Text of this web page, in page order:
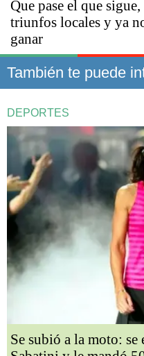
Que pase el que
triunfos locales y ya
ganar
También te puede
DEPORTES
Se subió a la moto: